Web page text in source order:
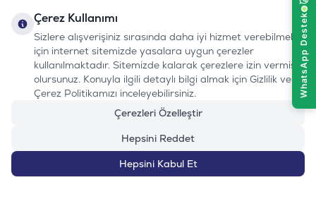
KURUMSAL
bizi takip edin:
Instagram
Youtube
TiktokFacebook
Linkedin
www.evinemama.com
0232 7000 212
%100 MUTLU
MÜŞTERI HATTI
Çerez Kullanımı
Sizlere alışverişiniz sırasında daha iyi hizmet verebilmek
için internet sitemizde yasalara uygun çerezler
kullanılmaktadır. Sitemizde kalarak çerezlere izin vermiş
olursunuz. Konuyla ilgili detaylı bilgi almak için Gizlilik ve
Çerez Politikamızı inceleyebilirsiniz.
Çerezleri Özelleştir
Hepsini Reddet
Hepsini Kabul Et